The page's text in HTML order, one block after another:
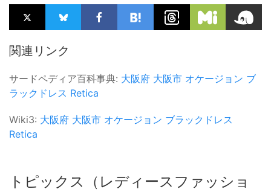
関連リンク
サードペディア百科事典: 大阪府 大阪市 オケージョン ブ
ラックドレス Retica
Wiki3: 大阪府 大阪市 オケージョン ブラックドレス
Retica
トピックス（レディースファッショ